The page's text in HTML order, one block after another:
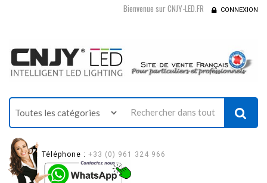
Bienvenue sur CNJY-LED.FR CONNEXION
Téléphone : +33 (0) 961 324 966